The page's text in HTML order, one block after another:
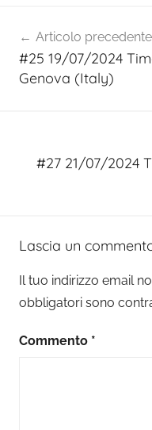
articoli
Articolo precedente
#25 19/07/2024
Genova (Italy)
#27 21/07/2024
Lascia un
Il tuo indirizzo email
obbligatori sono
Commento *